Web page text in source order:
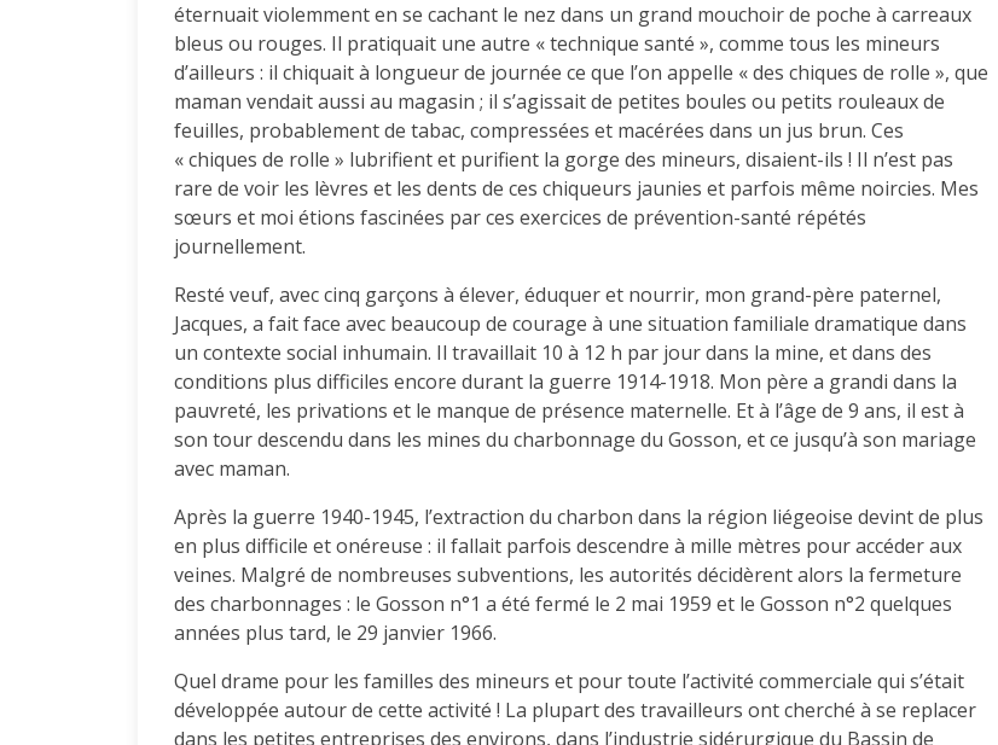
éternuait violemment en se cachant le nez dans un grand mouchoir de poche à carreaux
bleus ou rouges. Il pratiquait une autre « technique santé », comme tous les mineurs
d’ailleurs : il chiquait à longueur de journée ce que l’on appelle « des chiques de rolle », que
maman vendait aussi au magasin ; il s’agissait de petites boules ou petits rouleaux de
feuilles, probablement de tabac, compressées et macérées dans un jus brun. Ces
« chiques de rolle » lubrifient et purifient la gorge des mineurs, disaient-ils ! Il n’est pas
rare de voir les lèvres et les dents de ces chiqueurs jaunies et parfois même noircies. Mes
sœurs et moi étions fascinées par ces exercices de prévention-santé répétés
journellement.
Resté veuf, avec cinq garçons à élever, éduquer et nourrir, mon grand-père paternel,
Jacques, a fait face avec beaucoup de courage à une situation familiale dramatique dans
un contexte social inhumain. Il travaillait 10 à 12 h par jour dans la mine, et dans des
conditions plus difficiles encore durant la guerre 1914-1918. Mon père a grandi dans la
pauvreté, les privations et le manque de présence maternelle. Et à l’âge de 9 ans, il est à
son tour descendu dans les mines du charbonnage du Gosson, et ce jusqu’à son mariage
avec maman.
Après la guerre 1940-1945, l’extraction du charbon dans la région liégeoise devint de plus
en plus difficile et onéreuse : il fallait parfois descendre à mille mètres pour accéder aux
veines. Malgré de nombreuses subventions, les autorités décidèrent alors la fermeture
des charbonnages : le Gosson n°1 a été fermé le 2 mai 1959 et le Gosson n°2 quelques
années plus tard, le 29 janvier 1966.
Quel drame pour les familles des mineurs et pour toute l’activité commerciale qui s’était
développée autour de cette activité ! La plupart des travailleurs ont cherché à se replacer
dans les petites entreprises des environs, dans l’industrie sidérurgique du Bassin de